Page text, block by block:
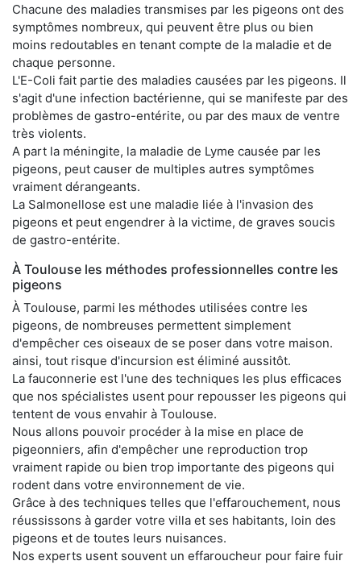
Chacune des maladies transmises par les pigeons ont des
symptômes nombreux, qui peuvent être plus ou bien
moins redoutables en tenant compte de la maladie et de
chaque personne.
L'E-Coli fait partie des maladies causées par les pigeons. Il
s'agit d'une infection bactérienne, qui se manifeste par des
problèmes de gastro-entérite, ou par des maux de ventre
très violents.
A part la méningite, la maladie de Lyme causée par les
pigeons, peut causer de multiples autres symptômes
vraiment dérangeants.
La Salmonellose est une maladie liée à l'invasion des
pigeons et peut engendrer à la victime, de graves soucis
de gastro-entérite.
À Toulouse les méthodes professionnelles contre les
pigeons
À Toulouse, parmi les méthodes utilisées contre les
pigeons, de nombreuses permettent simplement
d'empêcher ces oiseaux de se poser dans votre maison.
ainsi, tout risque d'incursion est éliminé aussitôt.
La fauconnerie est l'une des techniques les plus efficaces
que nos spécialistes usent pour repousser les pigeons qui
tentent de vous envahir à Toulouse.
Nous allons pouvoir procéder à la mise en place de
pigeonniers, afin d'empêcher une reproduction trop
vraiment rapide ou bien trop importante des pigeons qui
rodent dans votre environnement de vie.
Grâce à des techniques telles que l'effarouchement, nous
réussissons à garder votre villa et ses habitants, loin des
pigeons et de toutes leurs nuisances.
Nos experts usent souvent un effaroucheur pour faire fuir